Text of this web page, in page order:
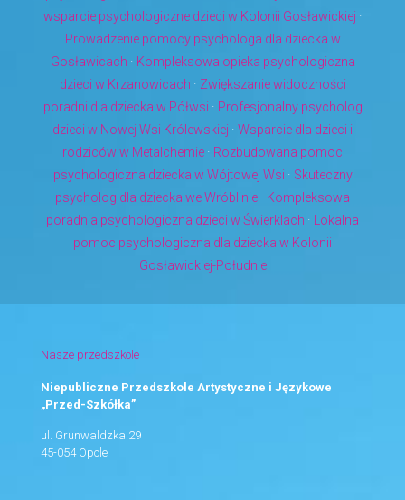
wsparcie psychologiczne dzieci w Kolonii Gosławickiej ·
Prowadzenie pomocy psychologa dla dziecka w
Gosławicach · Kompleksowa opieka psychologiczna
dzieci w Krzanowicach · Zwiększanie widoczności
poradni dla dziecka w Półwsi · Profesjonalny psycholog
dzieci w Nowej Wsi Królewskiej · Wsparcie dla dzieci i
rodziców w Metalchemie · Rozbudowana pomoc
psychologiczna dziecka w Wójtowej Wsi · Skuteczny
psycholog dla dziecka we Wróblinie · Kompleksowa
poradnia psychologiczna dzieci w Świerklach · Lokalna
pomoc psychologiczna dla dziecka w Kolonii
Gosławickiej-Południe
Nasze przedszkole
Niepubliczne Przedszkole Artystyczne i Językowe
„Przed-Szkółka”
ul. Grunwaldzka 29
45-054 Opole